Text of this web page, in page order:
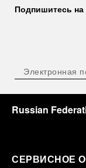
Подпишитесь
Russian
СЕРВИСНОЕ